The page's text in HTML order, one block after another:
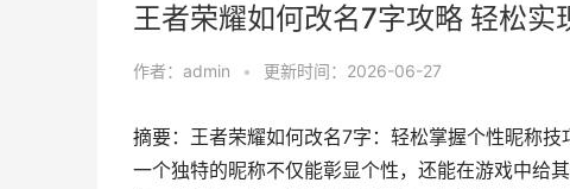
王者荣耀如何改名7字攻略 轻松实
作者： admin • 更新时间：2026-06-27
摘要：王者荣耀如何改名7字：轻松掌握个性昵称
一个独特的昵称不仅能彰显个性，还能在游戏中给